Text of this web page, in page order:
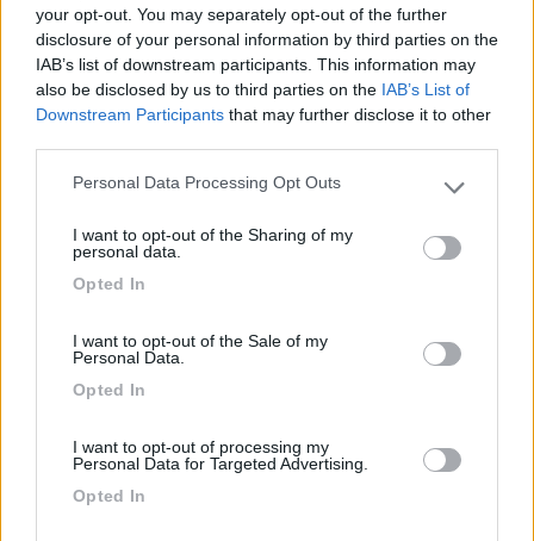
your opt-out. You may separately opt-out of the further
disclosure of your personal information by third parties on the
IAB’s list of downstream participants. This information may
also be disclosed by us to third parties on the IAB’s List of
Downstream Participants that may further disclose it to other
Please note that this website/app uses one or more Google
not limited to your visit or usage behaviour. You may click to
grant or deny consent to Google and its third-party tags to
use your data for below specified purposes in below Google
Personal Data Processing Opt Outs
I want to opt-out of the Sharing of my
personal data.
Opted In
I want to opt-out of the Sale of my
Personal Data.
Opted In
I want to opt-out of processing my
Personal Data for Targeted Advertising.
Opted In
Accoglienza Posizione Pulizia
Traveling 26/08/2021 19:07
comode anche se non molto ombreggiate. Pochi
servizi ma puliti, con docce a pagamento. A pochi
metri dal mare con accesso direttamente dall'area.
Di fronte la fermata autobus per Taormina
il siciliano vero: di cuore e disponibilissimo!
Accessibilità
Prima